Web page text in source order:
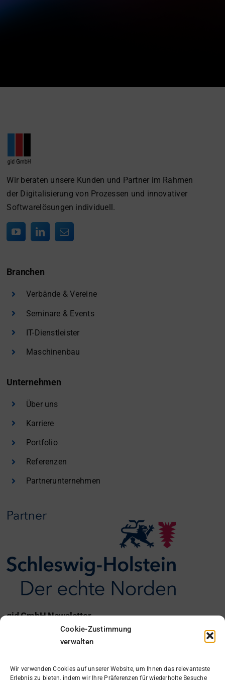
Cookie-Zustimmung
verwalten
Wir verwenden Cookies auf unserer Website, um Ihnen das relevanteste
Erlebnis zu bieten, indem wir Ihre Präferenzen für wiederholte Besuche
Wir beraten unsere Kunden und Partner im Rahmen
der Digitalisierung von Prozessen und innovativer
Softwarelösungen individuell.
Branchen
Verbände & Vereine
Seminare & Events
IT-Dienstleister
Maschinenbau
Unternehmen
Über uns
Karriere
Portfolio
Referenzen
Partnerunternehmen
gid GmbH Newsletter
Ich möchte den gid Newsletter erhalten.
Anmelden